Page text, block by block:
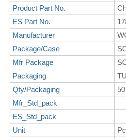
Product Part No.
ES Part No.
Manufacturer
Package/Case
Mfr Package
Packaging
Qty/Packaging
Mfr_Std_pack
ES_Std_pack
Unit